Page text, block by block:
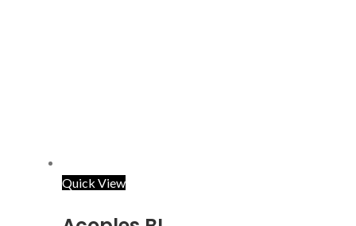
Quick View